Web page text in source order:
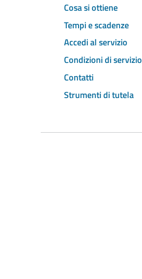
Cosa si ottiene
Tempi e scadenze
Accedi al servizio
Condizioni di servizio
Contatti
Strumenti di tutela